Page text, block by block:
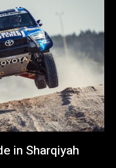
in Sharqiyah